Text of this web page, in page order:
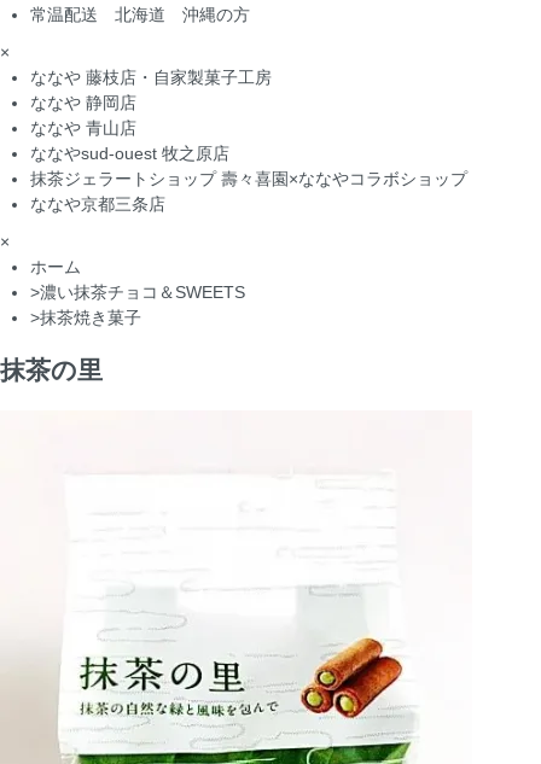
常温配送 北海道 沖縄の方
×
ななや 藤枝店・自家製菓子工房
ななや 静岡店
ななや 青山店
ななやsud-ouest 牧之原店
抹茶ジェラートショップ 壽々喜園×ななやコラボショップ
ななや京都三条店
×
ホーム
>濃い抹茶チョコ＆SWEETS
>抹茶焼き菓子
抹茶の里